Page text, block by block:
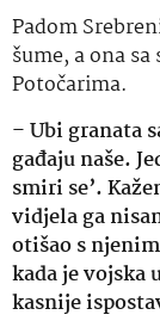
Padom
šume, a ona
Potočarima.
–Ubi granata
gađaju naše.
smiri se’.
vidjela ga
otišao s
kada je vojska
kasnije